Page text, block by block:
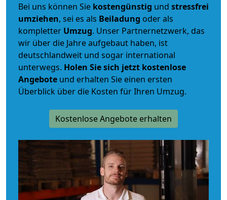
Bei uns können Sie kostengünstig und stressfrei
umziehen, sei es als Beiladung oder als
kompletter Umzug. Unser Partnernetzwerk, das
wir über die Jahre aufgebaut haben, ist
deutschlandweit und sogar international
unterwegs. Holen Sie sich jetzt kostenlose
Angebote und erhalten Sie einen ersten
Überblick über die Kosten für Ihren Umzug.
Kostenlose Angebote erhalten